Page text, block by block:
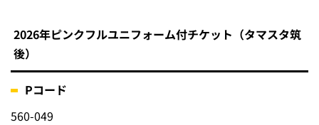
2026年ピンクフルユニフォーム付チケット（タマスタ筑
後）
Pコード
560-049